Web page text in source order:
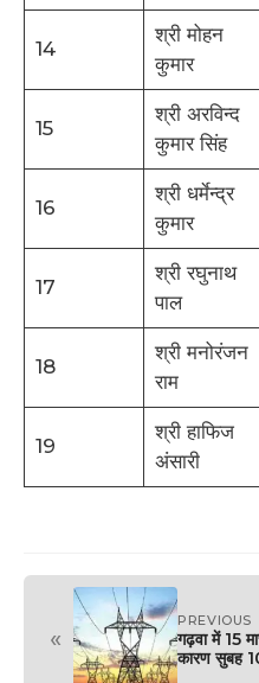
14
श्री मोहन
कुमार
15
श्री अरविन्द
कुमार सिंह
16
श्री धर्मेन्द्र
कुमार
17
श्री रघुनाथ
पाल
18
श्री मनोरंजन
राम
19
श्री हाफिज
अंसारी
«
PREVIOUS
गढ़वा में 15
कारण सुबह